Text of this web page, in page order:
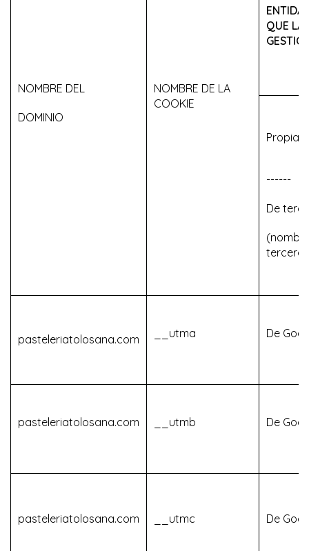
NOMBRE DEL
DOMINIO
NOMBRE DE LA
COOKIE
QUE
Propias
------
De
tercero)
pasteleriatolosana.com __utma De
pasteleriatolosana.com __utmb De
pasteleriatolosana.com __utmc De